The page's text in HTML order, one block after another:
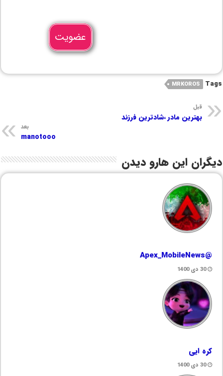
عضویت
Tags
MRKOROS
قبل
بهترین مادر ،شادترین فرزند
بعد
manotooo
دیگران این هارو دیدن
@Apex_MobileNews
30 دی 1400
کره ایی
30 دی 1400